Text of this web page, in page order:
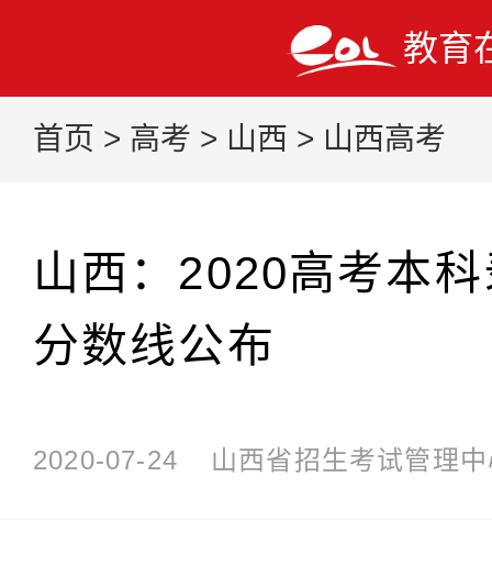
教育
首页 > 高考 > 山西 > 山西高考
山西：2020高考本
分数线公布
2020-07-24 山西省招生考试管理